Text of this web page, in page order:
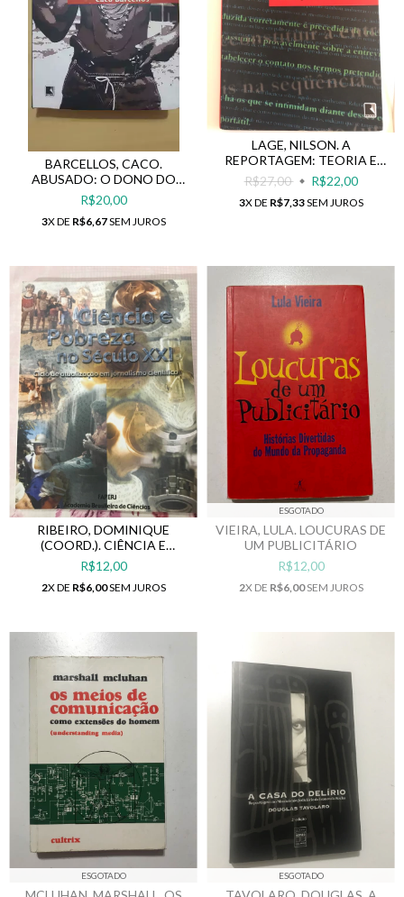
BARCELLOS, CACO.
ABUSADO: O DONO DO
MORRO DONA MARTA
R$20,00
3X DE R$6,67SEM JUROS
LAGE, NILSON. A
REPORTAGEM: TEORIA E
TÉCNICA DE ENTREVISTA E
PESQUISA JORNALÍSTICA
R$27,00 R$22,00
3X DE R$7,33SEM JUROS
RIBEIRO, DOMINIQUE
(COORD.). CIÊNCIA E
POBREZA NO SÉCULO XXI
R$12,00
2X DE R$6,00SEM JUROS
ESGOTADO
VIEIRA, LULA. LOUCURAS DE
UM PUBLICITÁRIO
R$12,00
2X DE R$6,00SEM JUROS
ESGOTADO ESGOTADO